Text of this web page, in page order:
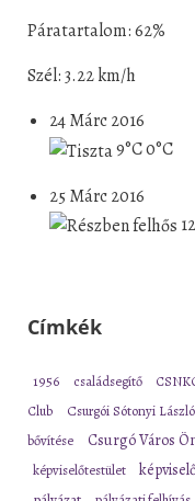
Páratartalom: 62%
Szél: 3.22 km/h
24 Márc 2016
9°C0°C
25 Márc 2016
Címkék
1956 családsegítő
Club
Csurgói Sótonyi
bővítése
Csurgó Város
képviselőtestület